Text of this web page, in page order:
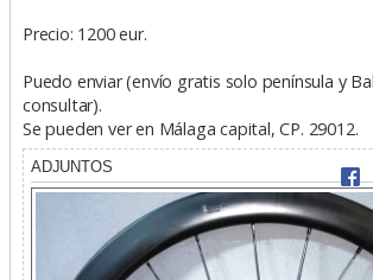
Precio: 1200 eur.
Puedo enviar (envío gratis solo península y
consultar).
Se pueden ver en Málaga capital, CP. 29012.
ADJUNTOS